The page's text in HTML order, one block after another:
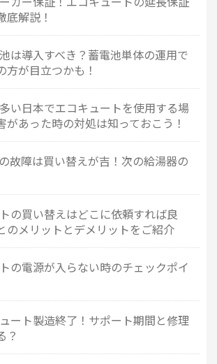
底解説！
は導入すべき？蓄電池単体の運用で
方が目立つかも！
い日本でエコキュートを使用する場
があった時の対処は知っておこう！
故障は買い替えが吉！次の給湯器の
の買い替えはどこに依頼すれば良
のメリットとデメリットをご紹介
の電源が入らない時のチェックポイ
ート製造終了！サポート期間と修理
？